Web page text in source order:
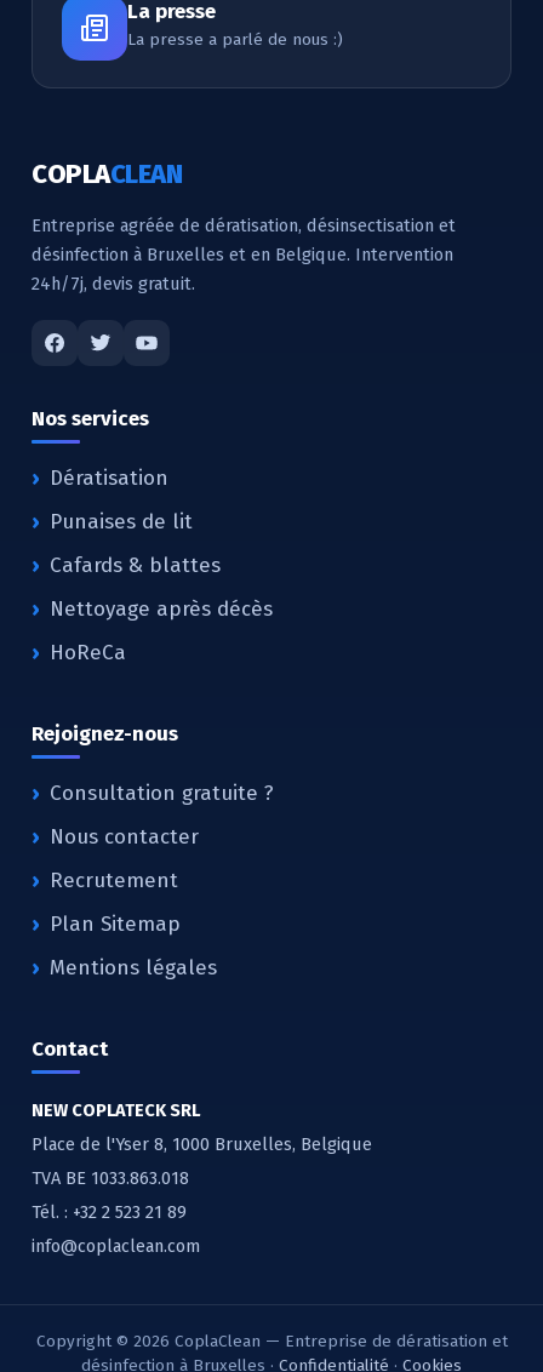
La presse
La presse a parlé de nous :)
COPLACLEAN
Entreprise agréée de dératisation, désinsectisation et
désinfection à Bruxelles et en Belgique. Intervention
24h/7j, devis gratuit.
Nos services
Dératisation
Punaises de lit
Cafards & blattes
Nettoyage après décès
HoReCa
Rejoignez-nous
Consultation gratuite ?
Nous contacter
Recrutement
Plan Sitemap
Mentions légales
Contact
NEW COPLATECK SRL
Place de l'Yser 8, 1000 Bruxelles, Belgique
TVA BE 1033.863.018
Tél. : +32 2 523 21 89
info@coplaclean.com
Copyright © 2026 CoplaClean — Entreprise de dératisation et
désinfection à Bruxelles · Confidentialité · Cookies